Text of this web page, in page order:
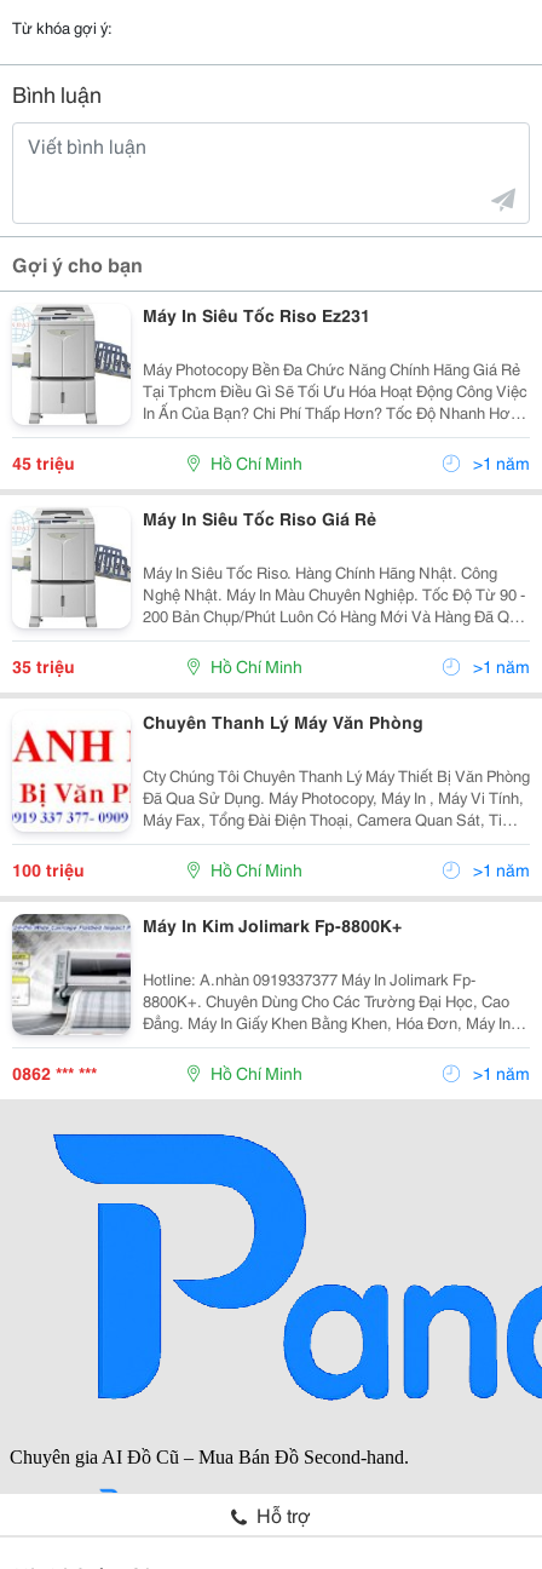
Từ khóa gợi ý:
Bình luận
Gợi ý cho bạn
Máy In Siêu Tốc Riso Ez231
Máy Photocopy Bền Đa Chức Năng Chính Hãng Giá Rẻ
Tại Tphcm Điều Gì Sẽ Tối Ưu Hóa Hoạt Động Công Việc
In Ấn Của Bạn? Chi Phí Thấp Hơn? Tốc Độ Nhanh Hơn?
Chất Lượng Hình Ảnh Cao Hơn? Dòng Riso Ez Sao
Chép Kỹ Thuật Số Cung Cấp Chi Phí Vận...
45 triệu Hồ Chí Minh >1 năm
Máy In Siêu Tốc Riso Giá Rẻ
Máy In Siêu Tốc Riso. Hàng Chính Hãng Nhật. Công
Nghệ Nhật. Máy In Màu Chuyên Nghiệp. Tốc Độ Từ 90 -
200 Bản Chụp/Phút Luôn Có Hàng Mới Và Hàng Đã Qua
Sử Dụng. Tuổi Thọ Vật Tư Siêu Bền
35 triệu Hồ Chí Minh >1 năm
Chuyên Thanh Lý Máy Văn Phòng
Cty Chúng Tôi Chuyên Thanh Lý Máy Thiết Bị Văn Phòng
Đã Qua Sử Dụng. Máy Photocopy, Máy In , Máy Vi Tính,
Máy Fax, Tổng Đài Điện Thoại, Camera Quan Sát, Ti
Vi.... Thủ Tục Nhanh Gọn. Thanh Toán Tiền 1 Lần.
Không Ngại Xa. Thanh Lý Đúng...
100 triệu Hồ Chí Minh >1 năm
Máy In Kim Jolimark Fp-8800K+
Hotline: A.nhàn 0919337377 Máy In Jolimark Fp-
8800K+. Chuyên Dùng Cho Các Trường Đại Học, Cao
Đẳng. Máy In Giấy Khen Bằng Khen, Hóa Đơn, Máy In
Bằng Khen Khổ A3, Máy In Giấy Khen Khổ A3, Máy In
Bằng Tốt Nghiệp, Máy Chuyên
0862 *** *** Hồ Chí Minh >1 năm
Hỗ trợ